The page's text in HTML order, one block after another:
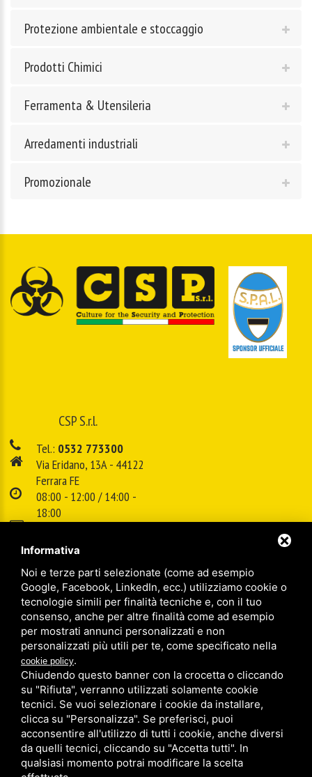
Protezione ambientale e stoccaggio
Prodotti Chimici
Ferramenta & Utensileria
Arredamenti industriali
Promozionale
CSP S.r.l.
Tel.: 0532 773300
Via Eridano, 13A - 44122
Ferrara FE
08:00 - 12:00 / 14:00 -
18:00
info@cspsrl.biz
Sitemap / Privacy policy/Legal
Informativa
Noi e terze parti selezionate (come ad esempio
Google, Facebook, LinkedIn, ecc.) utilizziamo cookie o
tecnologie simili per finalità tecniche e, con il tuo
consenso, anche per altre finalità come ad esempio
per mostrati annunci personalizzati e non
personalizzati più utili per te, come specificato nella
cookie policy.
Chiudendo questo banner con la crocetta o cliccando
su "Rifiuta", verranno utilizzati solamente cookie
tecnici. Se vuoi selezionare i cookie da installare,
clicca su "Personalizza". Se preferisci, puoi
acconsentire all'utilizzo di tutti i cookie, anche diversi
da quelli tecnici, cliccando su "Accetta tutti". In
qualsiasi momento potrai modificare la scelta